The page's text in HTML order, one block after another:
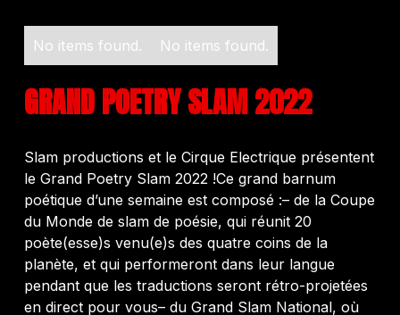
No items found. No items found.
GRAND POETRY SLAM 2022
Slam productions et le Cirque Electrique présentent
le Grand Poetry Slam 2022 !Ce grand barnum
poétique d’une semaine est composé :– de la Coupe
du Monde de slam de poésie, qui réunit 20
poète(esse)s venu(e)s des quatre coins de la
planète, et qui performeront dans leur langue
pendant que les traductions seront rétro-projetées
en direct pour vous– du Grand Slam National, où